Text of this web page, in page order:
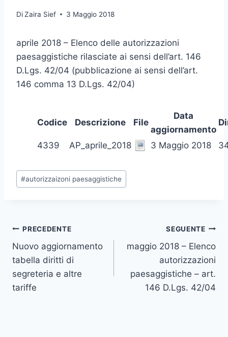
DiZaira Sief 3 Maggio 2018
aprile 2018 – Elenco delle autorizzazioni
paesaggistiche rilasciate ai sensi dell’art. 146
D.Lgs. 42/04 (pubblicazione ai sensi dell’art.
146 comma 13 D.Lgs. 42/04)
Codice Descrizione File
Data
aggiornamento
4339 AP_aprile_2018 3 Maggio 2018
Tag
articolo:
#autorizzaizoni paesaggistiche
Navigazione
articoli
PRECEDENTE
Nuovo aggiornamento
tabella diritti di
segreteria e altre
tariffe
SEGUENTE
maggio 2018 – Elenco
autorizzazioni
paesaggistiche – art.
146 D.Lgs. 42/04